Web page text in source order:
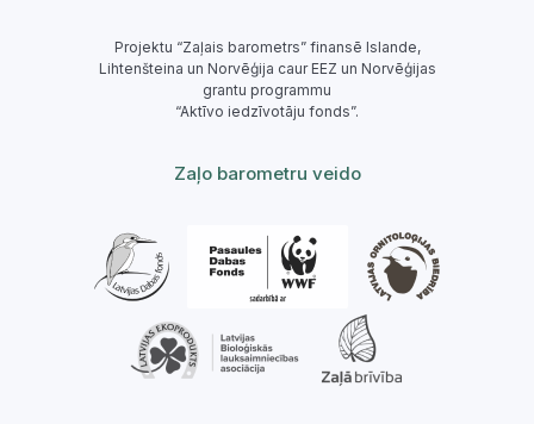
Projektu “Zaļais barometrs” finansē Islande,
Lihtenšteina un Norvēģija caur EEZ un Norvēģijas
grantu programmu
“Aktīvo iedzīvotāju fonds”.
Zaļo barometru veido